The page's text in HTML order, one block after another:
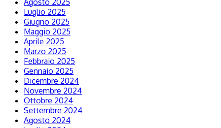
Agosto 2025
Luglio 2025
Giugno 2025
Maggio 2025
Aprile 2025
Marzo 2025
Febbraio 2025
Gennaio 2025
Dicembre 2024
Novembre 2024
Ottobre 2024
Settembre 2024
Agosto 2024